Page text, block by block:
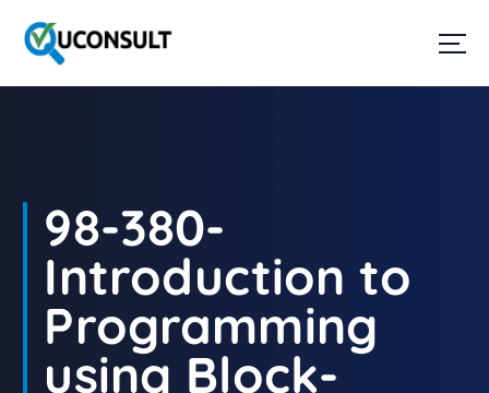
a
98-380-
Introduction to
Programming
using Block-